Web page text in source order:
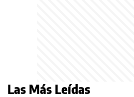
Las Más Leídas